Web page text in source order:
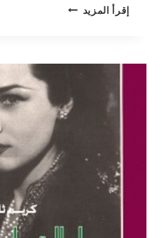
إقرأ المزيد اغتصاب
واحد